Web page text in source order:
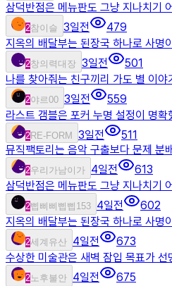
삼덕반점은 메뉴판도 그냥 지나치기
2참이슬 3일전
479
지옥의 배달부는 된장국 하나로 사명
2창의력대장 3일전
501
나를 찾아줘는 친구끼리 가도 별 이
2야르00 3일전
559
라스트 갬블은 포커 누명 설정이 명확
2RE-FORM 3일전
511
뮤직팩토리는 음악 구출보다 문제 분
2우리가남이가 4일전
613
삼덕반점은 메뉴판도 그냥 지나치기
2삡삐삐삡삡153 4일전
602
지옥의 배달부는 된장국 하나로 사명
2세계유산 4일전
673
수상한 미술관은 새벽 잠입 목표가 선
2노후불안 4일전
675